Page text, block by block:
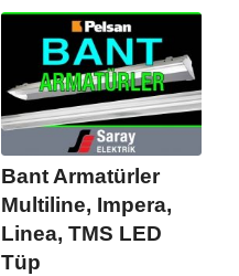
Bant Armatürler
Multiline, Impera,
Linea, TMS LED
Tüp